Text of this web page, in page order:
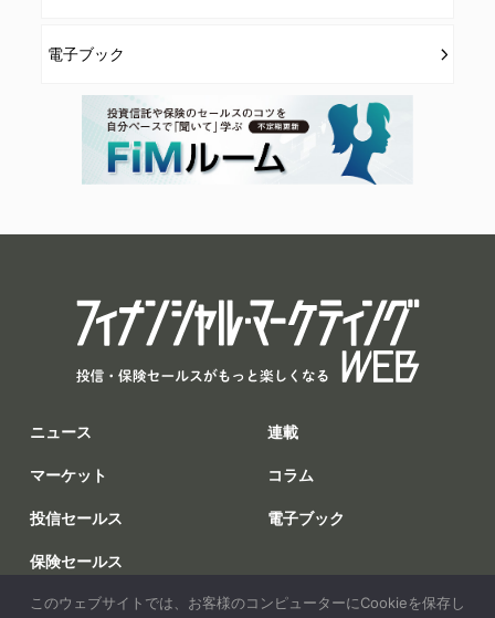
電子ブック
ニュース
マーケット
投信セールス
保険セールス
調査
連載
コラム
電子ブック
このウェブサイトでは、お客様のコンピューターにCookieを保存し